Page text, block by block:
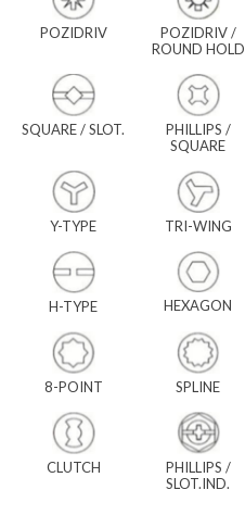
POZIDRIV
POZIDRIV /
ROUND HOLD
SQUARE / SLOT.
PHILLIPS /
SQUARE
Y-TYPE TRI-WING
H-TYPE HEXAGON
8-POINT SPLINE
CLUTCH
PHILLIPS /
SLOT.IND.